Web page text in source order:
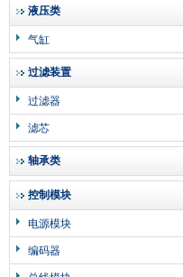
液压类
气缸
过滤装置
过滤器
滤芯
轴承类
控制模块
电源模块
编码器